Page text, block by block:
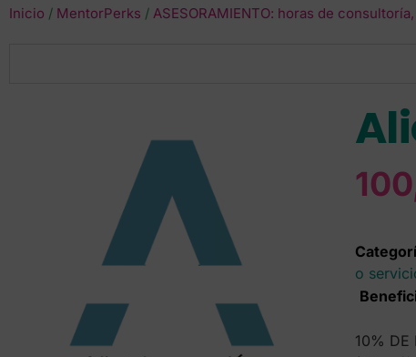
Inicio / MentorPerks / ASESORAMIENTO: horas de
o
10% DE